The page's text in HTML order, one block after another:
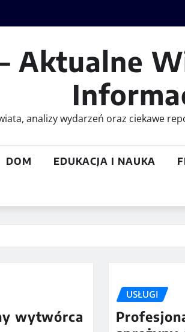
Aktualne
analizy wydarzeń oraz ciekawe
DOM EDUKACJA I NAUKA
wytwórca
USŁUGI